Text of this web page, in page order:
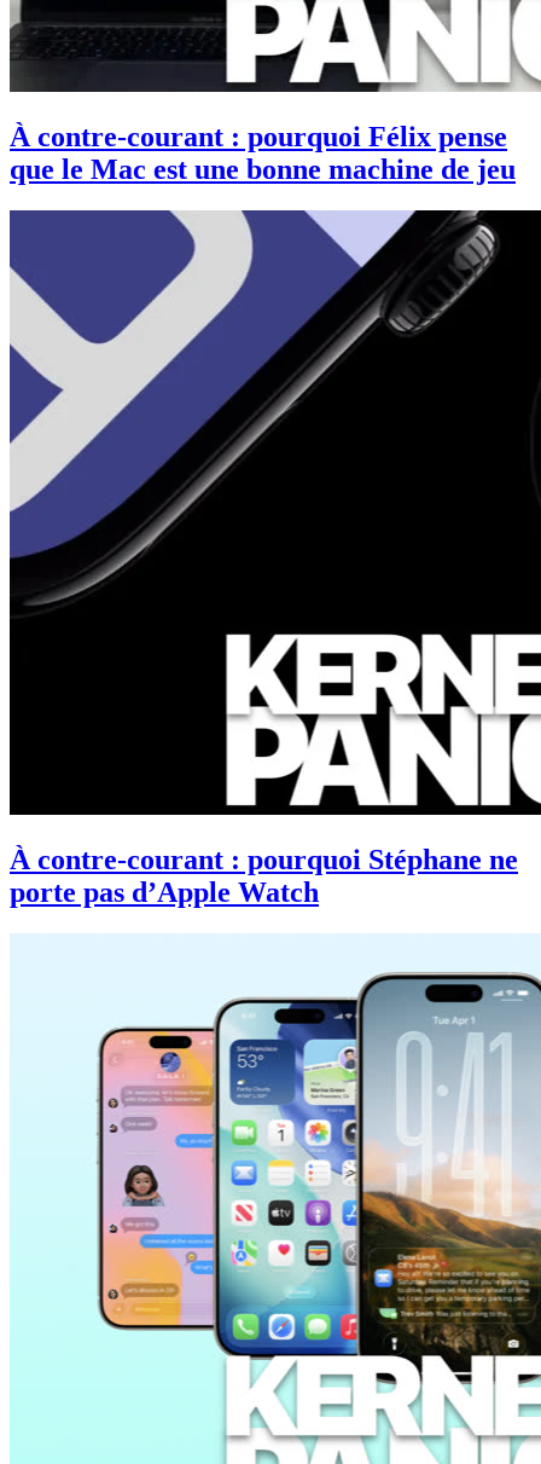
À contre-courant : pourquoi Félix pense
que le Mac est une bonne machine de jeu
À contre-courant : pourquoi Stéphane ne
porte pas d’Apple Watch